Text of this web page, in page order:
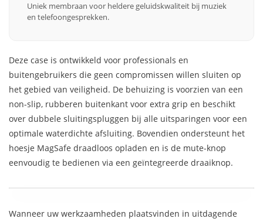
Uniek membraan voor heldere geluidskwaliteit bij muziek
en telefoongesprekken.
Deze case is ontwikkeld voor professionals en
buitengebruikers die geen compromissen willen sluiten op
het gebied van veiligheid. De behuizing is voorzien van een
non-slip, rubberen buitenkant voor extra grip en beschikt
over dubbele sluitingspluggen bij alle uitsparingen voor een
optimale waterdichte afsluiting. Bovendien ondersteunt het
hoesje MagSafe draadloos opladen en is de mute-knop
eenvoudig te bedienen via een geïntegreerde draaiknop.
Wanneer uw werkzaamheden plaatsvinden in uitdagende